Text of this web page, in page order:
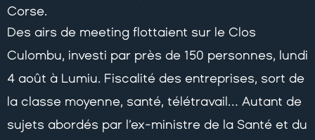
Corse.
Des airs de meeting flottaient sur le Clos
Culombu, investi par près de 150 personnes, lundi
4 août à Lumiu. Fiscalité des entreprises, sort de
la classe moyenne, santé, télétravail… Autant de
sujets abordés par l’ex-ministre de la Santé et du